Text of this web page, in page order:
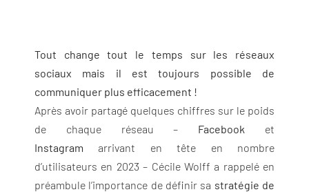
Tout change tout le temps sur les réseaux
sociaux mais il est toujours possible de
communiquer plus efficacement !
Après avoir partagé quelques chiffres sur le poids
de chaque réseau – Facebook et
Instagram arrivant en tête en nombre
d’utilisateurs en 2023 – Cécile Wolff a rappelé en
préambule l’importance de définir sa stratégie de